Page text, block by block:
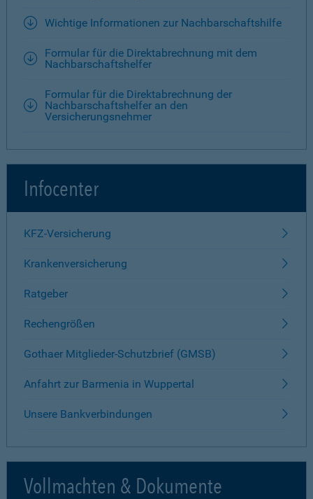
Wichtige Informationen zur Nachbarschaftshilfe
Formular für die Direktabrechnung mit dem
Nachbarschaftshelfer
Formular für die Direktabrechnung der
Nachbarschaftshelfer an den
Versicherungsnehmer
Infocenter
KFZ-Versicherung
Krankenversicherung
Ratgeber
Rechengrößen
Gothaer Mitglieder-Schutzbrief (GMSB)
Anfahrt zur Barmenia in Wuppertal
Unsere Bankverbindungen
Vollmachten & Dokumente